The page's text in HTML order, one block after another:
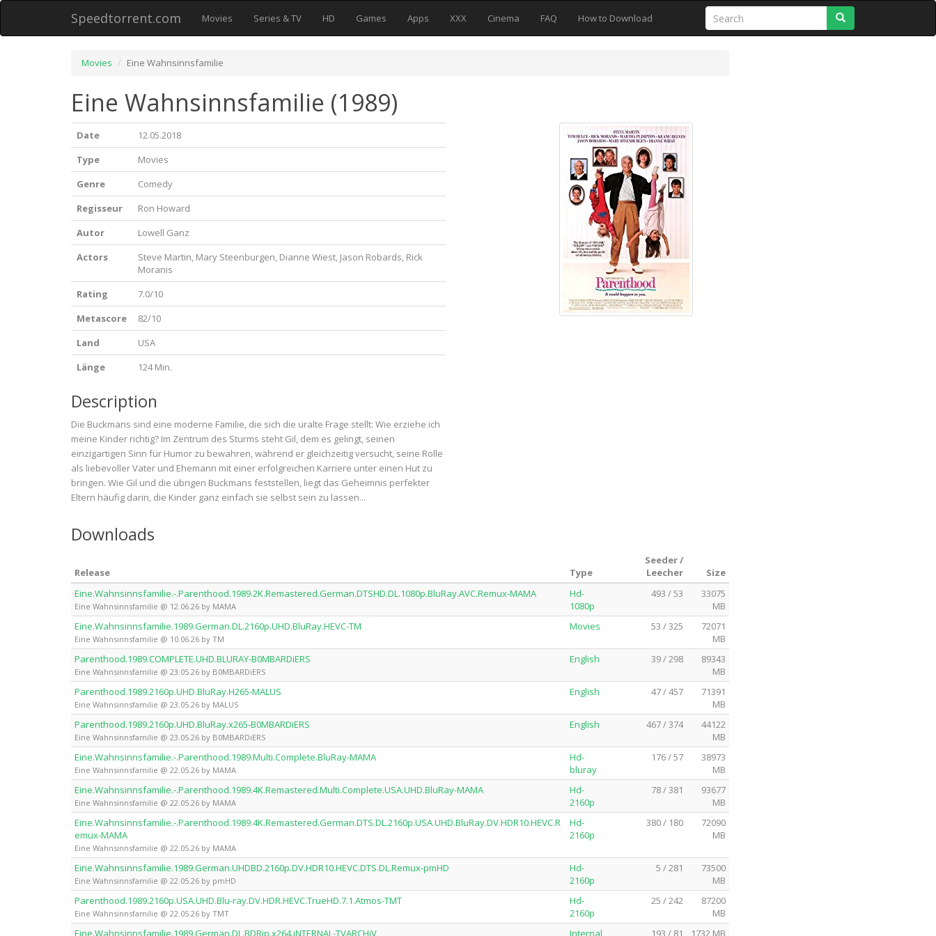
Speedtorrent.com Movies Series & TV HD Games Apps XXX Cinema FAQ How to Download
Movies Eine Wahnsinnsfamilie
Eine Wahnsinnsfamilie (1989)
Date
12.05.2018
Type
Movies
Genre
Comedy
Regisseur
Ron Howard
Autor
Lowell Ganz
Actors
Steve Martin, Mary Steenburgen, Dianne Wiest, Jason Robards, Rick
Moranis
Rating
7.0/10
Metascore
82/10
Land
USA
Länge
124 Min.
Description
Die Buckmans sind eine moderne Familie, die sich die uralte Frage stellt: Wie erziehe ich
meine Kinder richtig? Im Zentrum des Sturms steht Gil, dem es gelingt, seinen
einzigartigen Sinn für Humor zu bewahren, während er gleichzeitig versucht, seine Rolle
als liebevoller Vater und Ehemann mit einer erfolgreichen Karriere unter einen Hut zu
bringen. Wie Gil und die übrigen Buckmans feststellen, liegt das Geheimnis perfekter
Eltern häufig darin, die Kinder ganz einfach sie selbst sein zu lassen...
Downloads
Release Type
Seeder /
Leecher
Size
Eine.Wahnsinnsfamilie.-.Parenthood.1989.2K.Remastered.German.DTSHD.DL.1080p.BluRay.AVC.Remux-MAMA
Eine Wahnsinnsfamilie @ 12.06.26 by MAMA
Hd-
1080p
493 / 53
33075
MB
Eine.Wahnsinnsfamilie.1989.German.DL.2160p.UHD.BluRay.HEVC-TM
Eine Wahnsinnsfamilie @ 10.06.26 by TM
Movies 53 / 325
72071
MB
Parenthood.1989.COMPLETE.UHD.BLURAY-B0MBARDiERS
Eine Wahnsinnsfamilie @ 23.05.26 by B0MBARDiERS
English 39 / 298
89343
MB
Parenthood.1989.2160p.UHD.BluRay.H265-MALUS
Eine Wahnsinnsfamilie @ 23.05.26 by MALUS
English 47 / 457
71391
MB
Parenthood.1989.2160p.UHD.BluRay.x265-B0MBARDiERS
Eine Wahnsinnsfamilie @ 23.05.26 by B0MBARDiERS
English 467 / 374
44122
MB
Eine.Wahnsinnsfamilie.-.Parenthood.1989.Multi.Complete.BluRay-MAMA
Eine Wahnsinnsfamilie @ 22.05.26 by MAMA
Hd-
bluray
176 / 57
38973
MB
Eine.Wahnsinnsfamilie.-.Parenthood.1989.4K.Remastered.Multi.Complete.USA.UHD.BluRay-MAMA
Eine Wahnsinnsfamilie @ 22.05.26 by MAMA
Hd-
2160p
78 / 381
93677
MB
Eine.Wahnsinnsfamilie.-.Parenthood.1989.4K.Remastered.German.DTS.DL.2160p.USA.UHD.BluRay.DV.HDR10.HEVC.R
emux-MAMA
Eine Wahnsinnsfamilie @ 22.05.26 by MAMA
Hd-
2160p
380 / 180
72090
MB
Eine.Wahnsinnsfamilie.1989.German.UHDBD.2160p.DV.HDR10.HEVC.DTS.DL.Remux-pmHD
Eine Wahnsinnsfamilie @ 22.05.26 by pmHD
Hd-
2160p
5 / 281
73500
MB
Parenthood.1989.2160p.USA.UHD.Blu-ray.DV.HDR.HEVC.TrueHD.7.1.Atmos-TMT
Eine Wahnsinnsfamilie @ 22.05.26 by TMT
Hd-
2160p
25 / 242
87200
MB
Eine.Wahnsinnsfamilie.1989.German.DL.BDRip.x264.iNTERNAL-TVARCHiV
Internal 193 / 81 1732 MB